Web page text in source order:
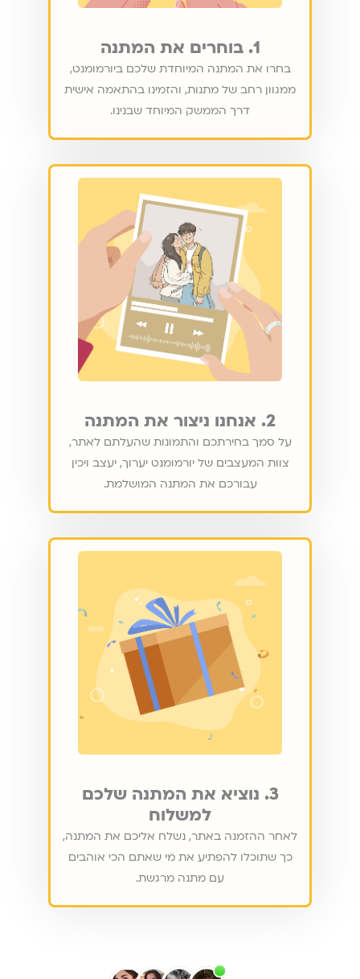
1. בוחרים את המתנה
בחרו את המתנה המיוחדת שלכם ביורמומנט,
ממגוון רחב של מתנות, והזמינו בהתאמה אישית
דרך הממשק המיוחד שבנינו.
2. אנחנו ניצור את המתנה
על סמך בחירתכם והתמונות שהעלתם לאתר,
צוות המעצבים של יורמומנט יערוך, יעצב ויכין
עבורכם את המתנה המושלמת.
3. נוציא את המתנה שלכם
למשלוח
לאחר ההזמנה באתר, נשלח אליכם את המתנה,
כך שתוכלו להפתיע את מי שאתם הכי אוהבים
עם מתנה מרגשת.